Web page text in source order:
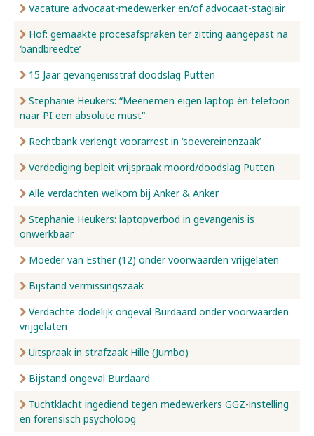
Vacature advocaat-medewerker en/of advocaat-stagiair
Hof: gemaakte procesafspraken ter zitting aangepast na
‘bandbreedte’
15 Jaar gevangenisstraf doodslag Putten
Stephanie Heukers: “Meenemen eigen laptop én telefoon
naar PI een absolute must"
Rechtbank verlengt voorarrest in ‘soevereinenzaak’
Verdediging bepleit vrijspraak moord/doodslag Putten
Alle verdachten welkom bij Anker & Anker
Stephanie Heukers: laptopverbod in gevangenis is
onwerkbaar
Moeder van Esther (12) onder voorwaarden vrijgelaten
Bijstand vermissingszaak
Verdachte dodelijk ongeval Burdaard onder voorwaarden
vrijgelaten
Uitspraak in strafzaak Hille (Jumbo)
Bijstand ongeval Burdaard
Tuchtklacht ingediend tegen medewerkers GGZ-instelling
en forensisch psycholoog